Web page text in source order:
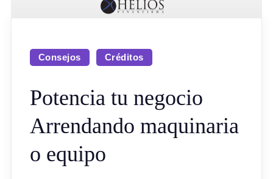
Consejos Créditos
Potencia tu negocio
Arrendando maquinaria
o equipo